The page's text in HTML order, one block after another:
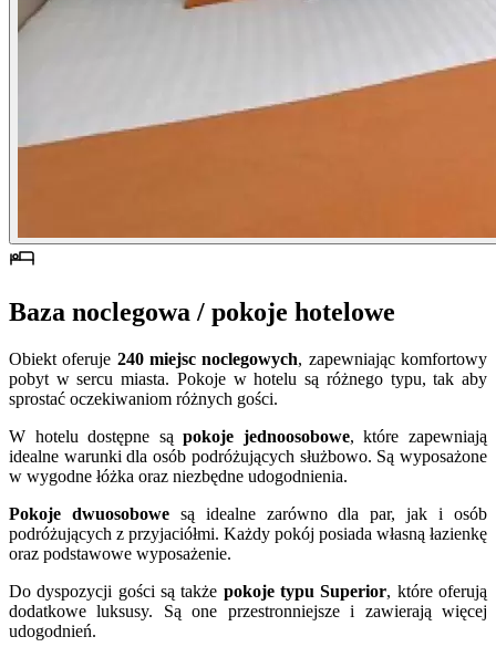
Baza noclegowa / pokoje hotelowe
Obiekt oferuje 240 miejsc noclegowych, zapewniając komfortowy
pobyt w sercu miasta. Pokoje w hotelu są różnego typu, tak aby
sprostać oczekiwaniom różnych gości.
W hotelu dostępne sąpokoje jednoosobowe, które zapewniają
idealne warunki dla osób podróżujących służbowo. Są wyposażone
w wygodne łóżka oraz niezbędne udogodnienia.
Pokoje dwuosobowesą idealne zarówno dla par, jak i osób
podróżujących z przyjaciółmi. Każdy pokój posiada własną łazienkę
oraz podstawowe wyposażenie.
Do dyspozycji gości są także pokoje typu Superior, które oferują
dodatkowe luksusy. Są one przestronniejsze i zawierają więcej
udogodnień.